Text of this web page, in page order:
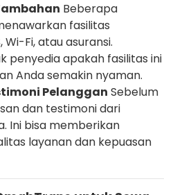
Beberapa
fasilitas
Fi, atau asuransi.
penyedia apakah fasilitas ini
Anda semakin nyaman.
Pelanggan Sebelum
dan testimoni dari
Ini bisa memberikan
layanan dan kepuasan